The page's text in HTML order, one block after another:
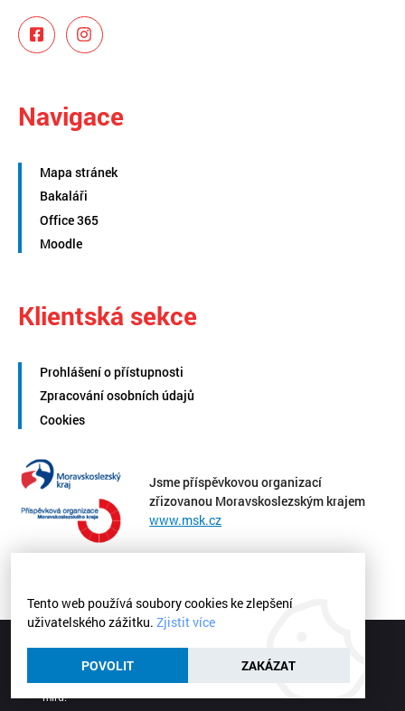
Navigace
Mapa stránek
Bakaláři
Office 365
Moodle
Klientská sekce
Prohlášení o přístupnosti
Zpracování osobních údajů
Cookies
Jsme příspěvkovou organizací
zřizovanou Moravskoslezským krajem
www.msk.cz
Ostrava | © 2026
Webové stránkyvytvořiloPoski.com.Tvorba webových stránekna
míru.
Tento web používá soubory cookies ke zlepšení
uživatelského zážitku. Zjistit více
ZAKÁZAT
POVOLIT